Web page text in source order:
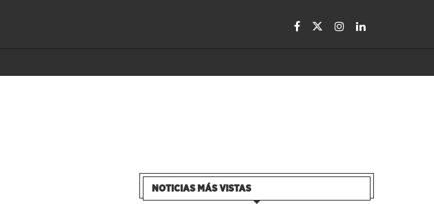
NOTICIAS MÁS VISTAS